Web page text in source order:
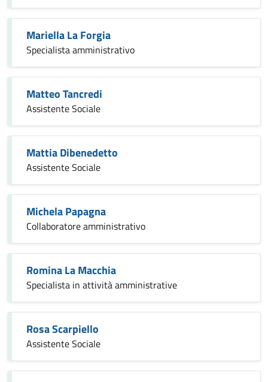
Mariella La Forgia
Specialista amministrativo
Matteo Tancredi
Assistente Sociale
Mattia Dibenedetto
Assistente Sociale
Michela Papagna
Collaboratore amministrativo
Romina La Macchia
Specialista in attività amministrative
Rosa Scarpiello
Assistente Sociale